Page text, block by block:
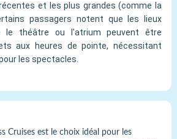
et les plus grandes (comme la
passagers notent que les lieux
le théâtre ou l'atrium peuvent être
aux heures de pointe, nécessitant
les spectacles.
Cruises est le choix idéal pour les